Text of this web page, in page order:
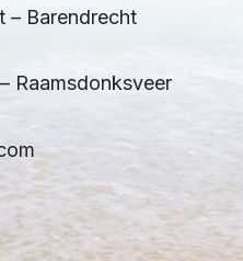
– Barendrecht
Raamsdonksveer